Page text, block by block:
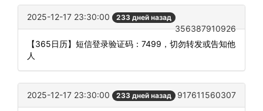
2025-12-17 23:30:00 233 дней назад
356387910926
【365日历】短信登录验证码：7499，切勿转发或告知他
人
2025-12-17 23:30:00 233 дней назад 917611560307